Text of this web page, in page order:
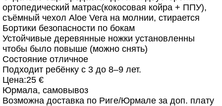
ортопедический матрас(кокосовая койра + ППУ),
съёмный чехол Aloe Vera на молнии, стирается
Бортики безопасности по бокам
Устойчивые деревянные ножки установленны
чтобы было повыше (можно снять)
Состояние отличное
Подходит ребёнку с 3 до 8–9 лет.
Цена:25 €
Юрмала, самовывоз
Возможна доставка по Риге/Юрмале за доп. плату